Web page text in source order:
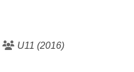
U11 (2016)